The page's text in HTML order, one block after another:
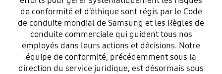
Nous plaçons l’intégrité au cœur de nos
opérations quotidiennes pour remplir
notre rôle social et assumer nos
responsabilités d’une manière qui
correspond à notre statut d’entreprise
de conformité et d’éthique sont régis par le Code
de conduite mondial de Samsung et les Règles de
conduite commerciale qui guident tous nos
employés dans leurs actions et décisions. Notre
équipe de conformité, précédemment sous la
direction du service juridique, est désormais sous